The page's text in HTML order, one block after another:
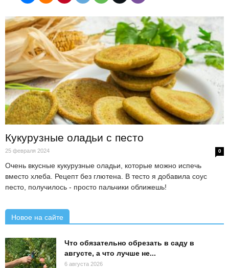
Кукурузные оладьи с песто
25 февраля 2024 0
Очень вкусные кукурузные оладьи, которые можно испечь
вместо хлеба. Рецепт без глютена. В тесто я добавила соус
песто, получилось - просто пальчики оближешь!
Новое на сайте
Что обязательно обрезать в саду в
августе, а что лучше не...
6 августа 2026